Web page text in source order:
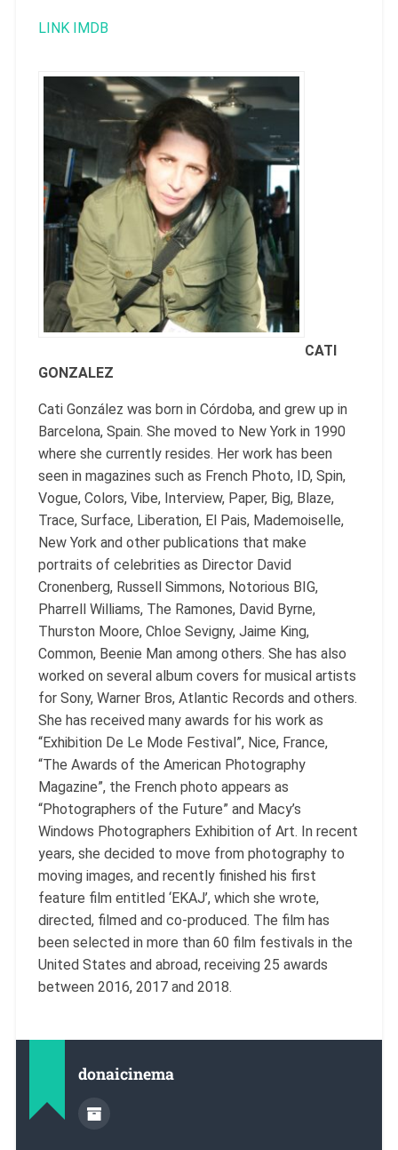
LINK IMDB
CATI
GONZALEZ
Cati González was born in Córdoba, and grew up in
Barcelona, ​​Spain. She moved to New York in 1990
where she currently resides. Her work has been
seen in magazines such as French Photo, ID, Spin,
Vogue, Colors, Vibe, Interview, Paper, Big, Blaze,
Trace, Surface, Liberation, El Pais, Mademoiselle,
New York and other publications that make
portraits of celebrities as Director David
Cronenberg, Russell Simmons, Notorious BIG,
Pharrell Williams, The Ramones, David Byrne,
Thurston Moore, Chloe Sevigny, Jaime King,
Common, Beenie Man among others. She has also
worked on several album covers for musical artists
for Sony, Warner Bros, Atlantic Records and others.
She has received many awards for his work as
“Exhibition De Le Mode Festival”, Nice, France,
“The Awards of the American Photography
Magazine”, the French photo appears as
“Photographers of the Future” and Macy’s
Windows Photographers Exhibition of Art. In recent
years, she decided to move from photography to
moving images, and recently finished his first
feature film entitled ‘EKAJ’, which she wrote,
directed, filmed and co-produced. The film has
been selected in more than 60 film festivals in the
United States and abroad, receiving 25 awards
between 2016, 2017 and 2018.
donaicinema